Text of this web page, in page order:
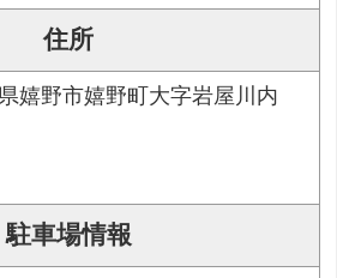
住所
嬉野市嬉野町大字岩屋川内
駐車場情報